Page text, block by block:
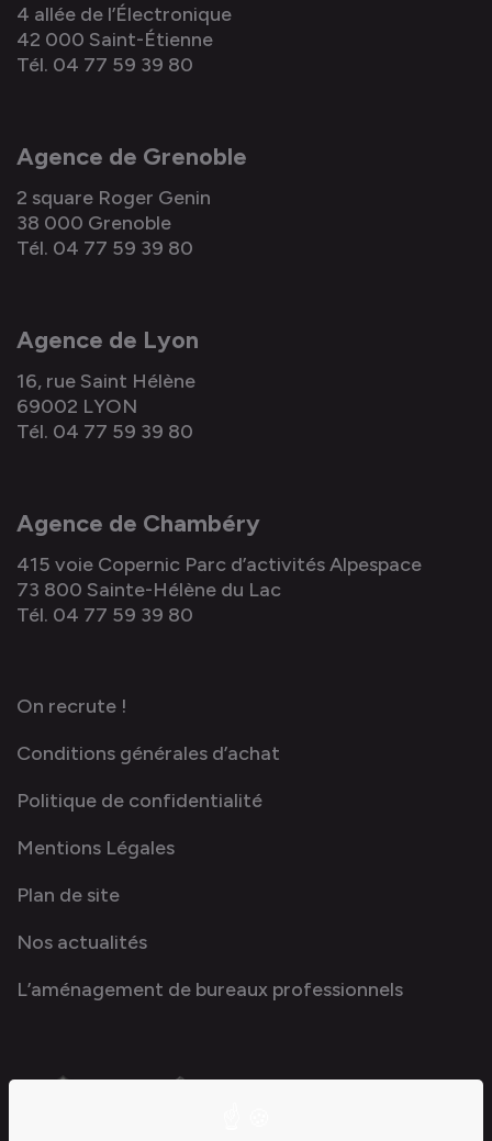
4 allée de l’Électronique
42 000 Saint-Étienne
Tél. 04 77 59 39 80
Agence de Grenoble
2 square Roger Genin
38 000 Grenoble
Tél. 04 77 59 39 80
Agence de Lyon
16, rue Saint Hélène
69002 LYON
Tél. 04 77 59 39 80
Agence de Chambéry
415 voie Copernic Parc d’activités Alpespace
73 800 Sainte-Hélène du Lac
Tél. 04 77 59 39 80
On recrute !
Conditions générales d’achat
Politique de confidentialité
Mentions Légales
Plan de site
Nos actualités
L’aménagement de bureaux professionnels